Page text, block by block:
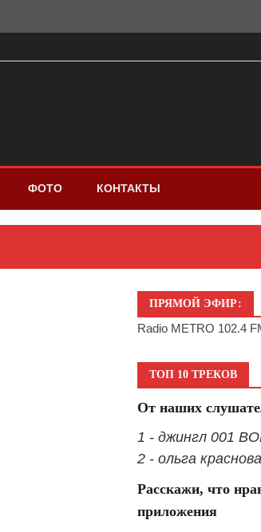
ФОТО КОНТАКТЫ
ПРЯМОЙ ЭФИР:
Radio METRO 102.4
ТОП 10 ТРЕКОВ
От наших
1 - джингл 001
2 - ольга
Расскажи, что
приложения